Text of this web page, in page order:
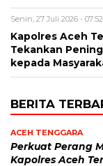
Senin, 27 Juli 2026 -
Kapolres Aceh
Tekankan
kepada
BERITA
ACEH TENGGARA
Perkuat Perang
Kapolres Aceh